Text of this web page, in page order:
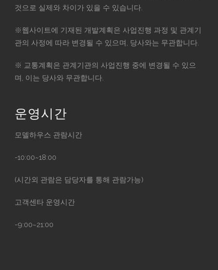
것으로 실제와 차이가 있을 수 있습니다.
※웹사이트에 기재된 개발계획은 사업진행 과정 및 관계기
관의 사정에 따라 변경될 수 있으며, 당사와는 무관합니다.
※ 교통계획은 관계기관의 사업진행 중에 변경될 수 있으
며, 이는 당사와 무관합니다.
운영시간
모델하우스 관람시간
-10:00~18:00
(시간외 관람은 담당자를 통해 관람가능)
고객센타 운영시간
-9:00~21:00